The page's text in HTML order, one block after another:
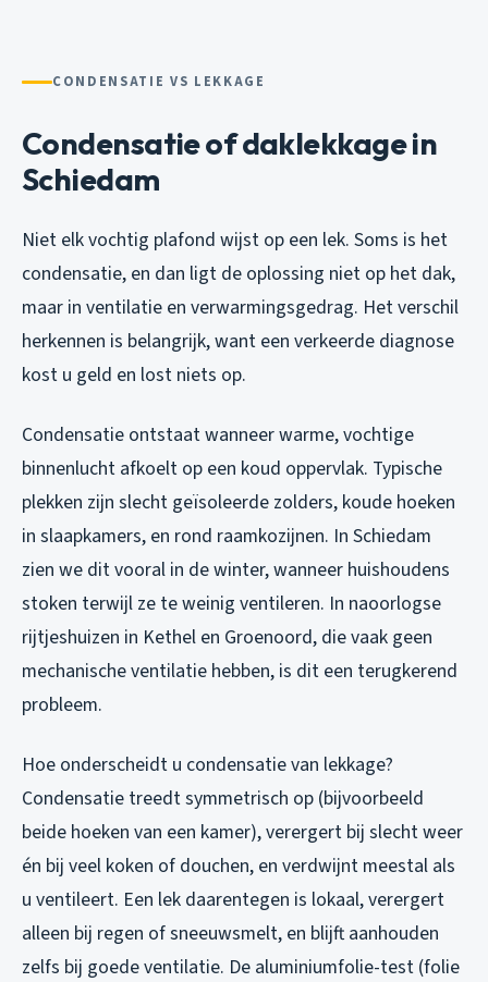
CONDENSATIE VS LEKKAGE
Condensatie of daklekkage in
Schiedam
Niet elk vochtig plafond wijst op een lek. Soms is het
condensatie, en dan ligt de oplossing niet op het dak,
maar in ventilatie en verwarmingsgedrag. Het verschil
herkennen is belangrijk, want een verkeerde diagnose
kost u geld en lost niets op.
Condensatie ontstaat wanneer warme, vochtige
binnenlucht afkoelt op een koud oppervlak. Typische
plekken zijn slecht geïsoleerde zolders, koude hoeken
in slaapkamers, en rond raamkozijnen. In Schiedam
zien we dit vooral in de winter, wanneer huishoudens
stoken terwijl ze te weinig ventileren. In naoorlogse
rijtjeshuizen in Kethel en Groenoord, die vaak geen
mechanische ventilatie hebben, is dit een terugkerend
probleem.
Hoe onderscheidt u condensatie van lekkage?
Condensatie treedt symmetrisch op (bijvoorbeeld
beide hoeken van een kamer), verergert bij slecht weer
én bij veel koken of douchen, en verdwijnt meestal als
u ventileert. Een lek daarentegen is lokaal, verergert
alleen bij regen of sneeuwsmelt, en blijft aanhouden
zelfs bij goede ventilatie. De aluminiumfolie-test (folie